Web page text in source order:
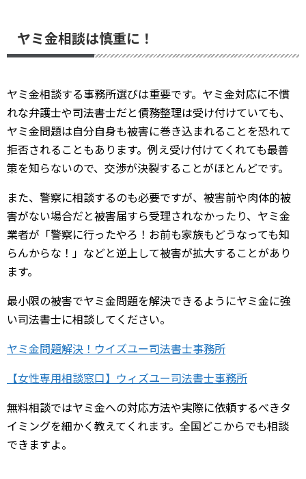
ヤミ金相談は慎重に！
ヤミ金相談する事務所選びは重要です。ヤミ金対応に不慣
れな弁護士や司法書士だと債務整理は受け付けていても、
ヤミ金問題は自分自身も被害に巻き込まれることを恐れて
拒否されることもあります。例え受け付けてくれても最善
策を知らないので、交渉が決裂することがほとんどです。
また、警察に相談するのも必要ですが、被害前や肉体的被
害がない場合だと被害届すら受理されなかったり、ヤミ金
業者が「警察に行ったやろ！お前も家族もどうなっても知
らんからな！」などと逆上して被害が拡大することがあり
ます。
最小限の被害でヤミ金問題を解決できるようにヤミ金に強
い司法書士に相談してください。
ヤミ金問題解決！ウイズユー司法書士事務所
【女性専用相談窓口】ウィズユー司法書士事務所
無料相談ではヤミ金への対応方法や実際に依頼するべきタ
イミングを細かく教えてくれます。全国どこからでも相談
できますよ。